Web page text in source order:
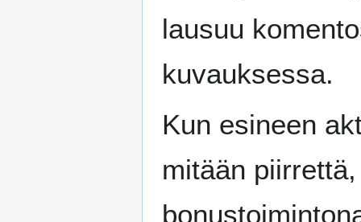
lausuu
kuvauksessa.
Kun esineen
mitään